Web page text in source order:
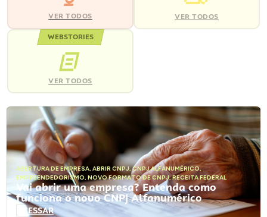
VER TODOS VER TODOS
WEBSTORIES
VER TODOS
ABERTURA DE EMPRESA, ABRIR CNPJ,CNPJ ALFANUMÉRICO,
EMPREENDEDORISMO, NOVO FORMATO DE CNPJ,RECEITA FEDERAL
Vai abrir uma empresa? Entenda como
funciona o novo CNPJ Alfanumérico
ACESSAR